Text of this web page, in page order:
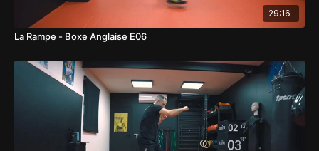
29:16
La Rampe - Boxe Anglaise E06